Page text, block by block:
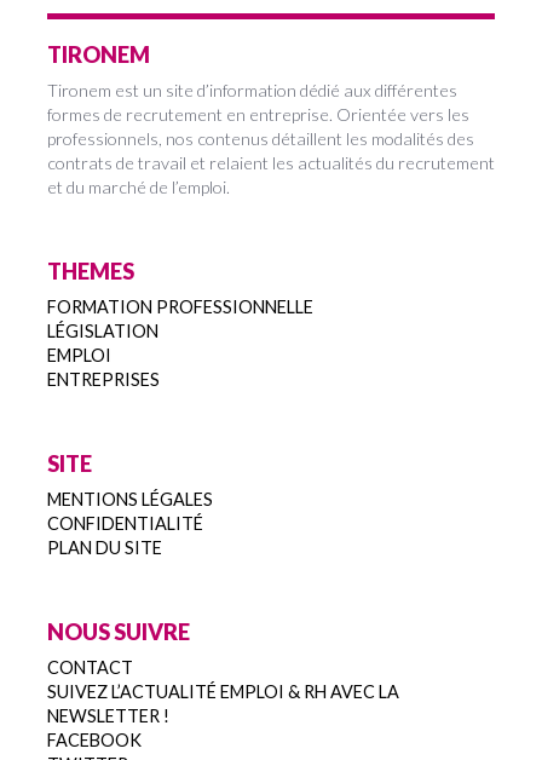
TIRONEM
Tironem est un site d’information dédié aux différentes
formes de recrutement en entreprise. Orientée vers les
professionnels, nos contenus détaillent les modalités des
contrats de travail et relaient les actualités du recrutement
et du marché de l’emploi.
THEMES
FORMATION PROFESSIONNELLE
LÉGISLATION
EMPLOI
ENTREPRISES
SITE
MENTIONS LÉGALES
CONFIDENTIALITÉ
PLAN DU SITE
NOUS SUIVRE
CONTACT
SUIVEZ L’ACTUALITÉ EMPLOI & RH AVEC LA
NEWSLETTER !
FACEBOOK